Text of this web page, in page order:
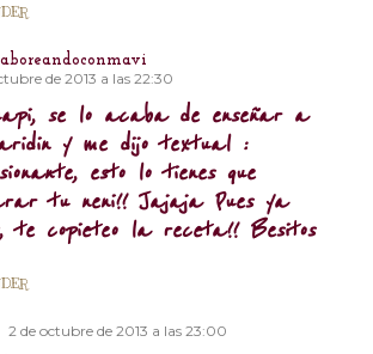
de 2013 a las 22:30
se lo acaba de enseñar a
y me dijo textual :
esto lo tienes que
tu neni!! Jajaja Pues ya
te copieteo la receta!! Besitos
2 de octubre de 2013 a las 23:00